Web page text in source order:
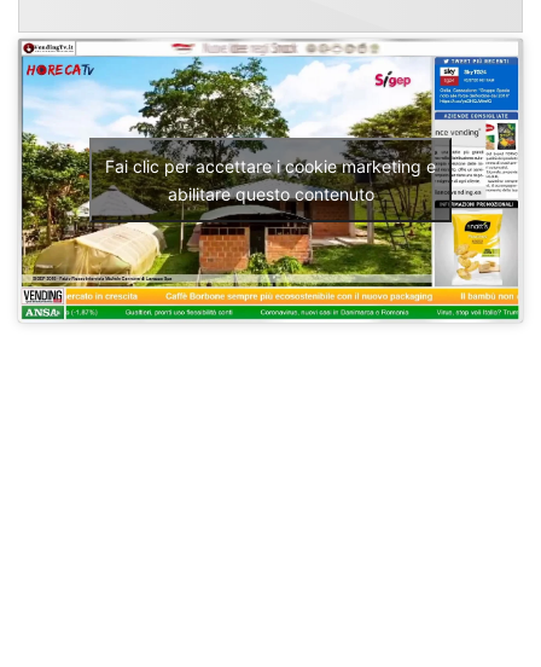
Fai clic per accettare i cookie marketing e
abilitare questo contenuto